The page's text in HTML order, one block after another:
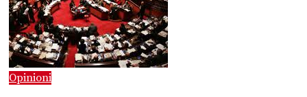
Opinioni